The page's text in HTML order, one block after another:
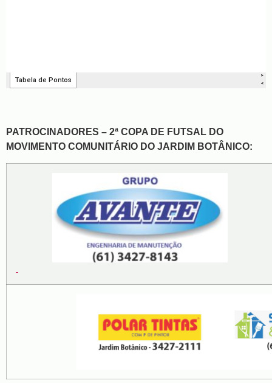
PATROCINADORES – 2ª COPA DE FUTSAL DO
MOVIMENTO COMUNITÁRIO DO JARDIM BOTÂNICO: